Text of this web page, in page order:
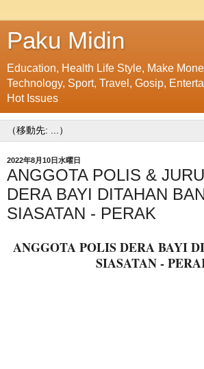
Paku Midin
Education, Health Life Style, Make
Technology, Sport, Travel, Gosip,
Hot Issues
2022年8月10日水曜日
ANGGOTA POLIS &
DERA BAYI DITAHAN
SIASATAN - PERAK
ANGGOTA POLIS DERA BAYI
SIASATAN -